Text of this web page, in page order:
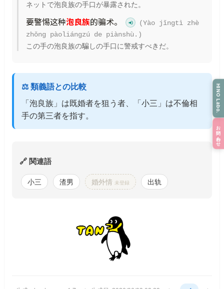
ネットで泡良族の手口が暴露された。
要警惕这种泡良族的骗术。
(Yào jǐngtì zhè
zhǒng pàoliángzú de piànshù.)
この手の泡良族の騙しの手口に警戒すべきだ。
⚖️ 類義語との比較
「泡良族」は既婚者を狙う者、「小三」は不倫相
手の第三者を指す。
🔗 関連語
小三 渣男 婚外情 未登録 出轨
HINO Labo.
お問い合わせ